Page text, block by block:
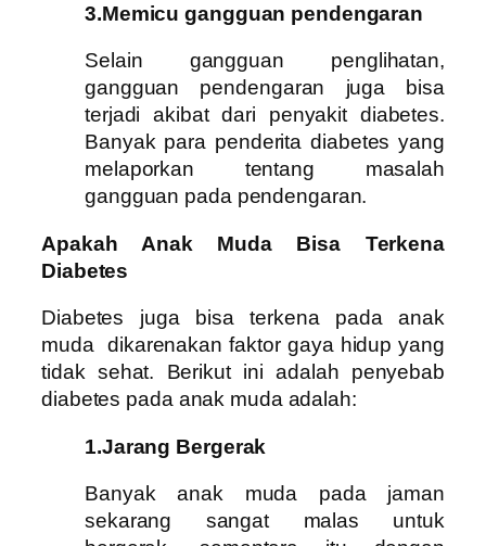
3.Memicu gangguan pendengaran
Selain gangguan penglihatan,
gangguan pendengaran juga bisa
terjadi akibat dari penyakit diabetes.
Banyak para penderita diabetes yang
melaporkan tentang masalah
gangguan pada pendengaran.
Apakah Anak Muda Bisa Terkena
Diabetes
Diabetes juga bisa terkena pada anak
muda dikarenakan faktor gaya hidup yang
tidak sehat. Berikut ini adalah penyebab
diabetes pada anak muda adalah:
1.Jarang Bergerak
Banyak anak muda pada jaman
sekarang sangat malas untuk